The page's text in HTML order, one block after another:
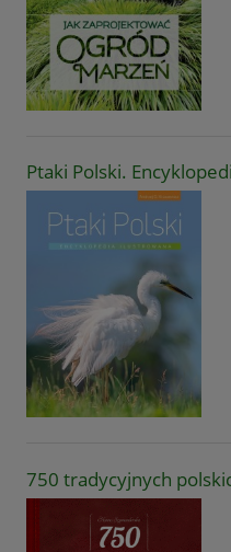
Ptaki Polski.
750 tradycyjnych